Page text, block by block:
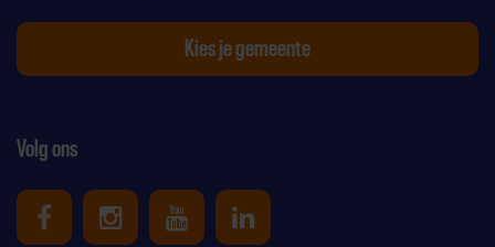
Volg ons
Uniek Sporten op Facebook
Uniek Sporten op Instagram
Uniek Sporten op Youtube
Uniek Sporten op
Kies je gemeente